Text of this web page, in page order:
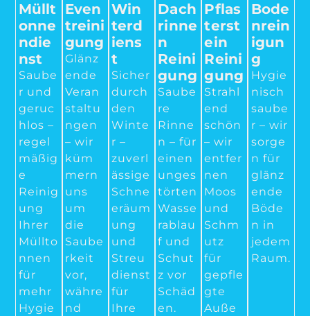
Müllt
Onne
Ndie
Nst
Saube
r und
geruc
hlos –
regel
mäßig
e
Reinig
ung
Ihrer
Müllto
nnen
für
mehr
Hygie
Even
Treini
Gung
Glänz
ende
Veran
staltu
ngen
– wir
küm
mern
uns
um
die
Saube
rkeit
vor,
währe
nd
Win
Terd
Iens
T
Sicher
durch
den
Winte
r –
zuverl
ässige
Schne
eräum
ung
und
Streu
dienst
für
Ihre
Dach
Rinne
N
Reini
Gung
Saube
re
Rinne
n – für
einen
unges
törten
Wasse
rablau
f und
Schut
z vor
Schäd
en.
Pflas
Terst
Ein
Reini
Gung
Strahl
end
schön
– wir
entfer
nen
Moos
und
Schm
utz
für
gepfle
gte
Auße
Bode
Nrein
Igun
G
Hygie
nisch
saube
r – wir
sorge
n für
glänz
ende
Böde
n in
jedem
Raum.